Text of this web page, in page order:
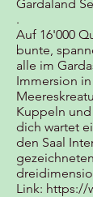
Gardaland
.
Auf 16'000
bunte,
alle im
Immersion
Kuppeln
dich wartet
den Saal
Link: https://